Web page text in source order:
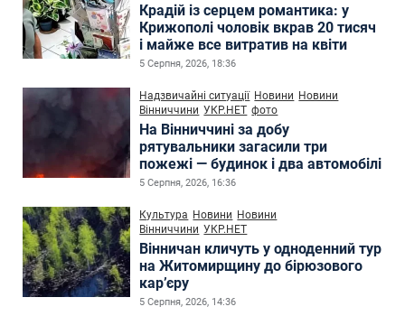
Крадій із серцем романтика: у
Крижополі чоловік вкрав 20 тисяч
і майже все витратив на квіти
5 Серпня, 2026, 18:36
Надзвичайні ситуації Новини Новини
Вінниччини УКР.НЕТ фото
На Вінниччині за добу
рятувальники загасили три
пожежі — будинок і два автомобілі
5 Серпня, 2026, 16:36
Культура Новини Новини
Вінниччини УКР.НЕТ
Вінничан кличуть у одноденний тур
на Житомирщину до бірюзового
кар’єру
5 Серпня, 2026, 14:36